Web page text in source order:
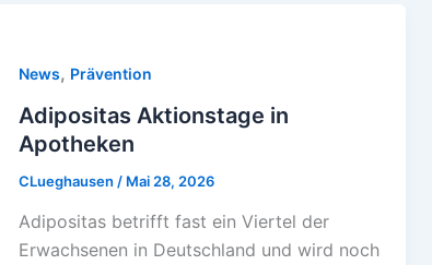
News, Prävention
Adipositas Aktionstage in
Apotheken
CLueghausen / Mai 28, 2026
Adipositas betrifft fast ein Viertel der
Erwachsenen in Deutschland und wird noch